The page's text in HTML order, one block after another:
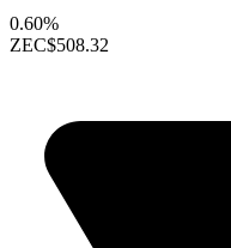
0.60%
ZEC$508.32